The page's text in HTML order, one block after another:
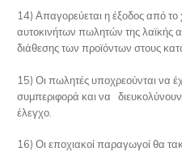
14) Απαγορεύεται η έξοδος από το
αυτοκινήτων πωλητών της λαϊκής
διάθεσης των προϊόντων στους
15) Οι πωλητές υποχρεούνται να
συμπεριφορά και να
έλεγχο.
16) Οι εποχιακοί παραγωγοί θα